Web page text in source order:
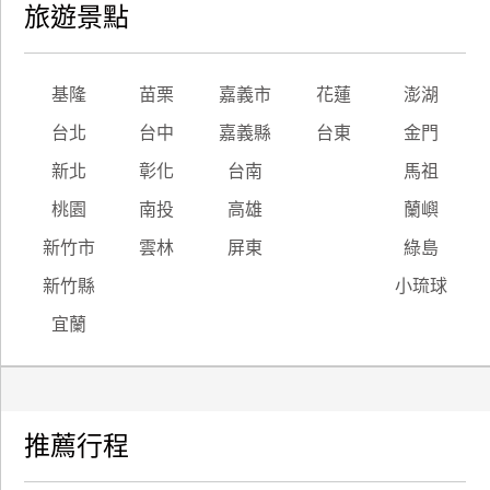
旅遊景點
基隆 苗栗 嘉義市 花蓮 澎湖
台北 台中 嘉義縣 台東 金門
新北 彰化 台南 馬祖
桃園 南投 高雄 蘭嶼
新竹市 雲林 屏東 綠島
新竹縣 小琉球
宜蘭
推薦行程